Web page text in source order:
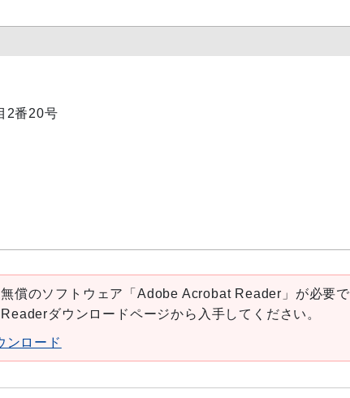
2番20号
償のソフトウェア「Adobe Acrobat Reader」が必要で
ダウンロードページから入手してください。
ンロード